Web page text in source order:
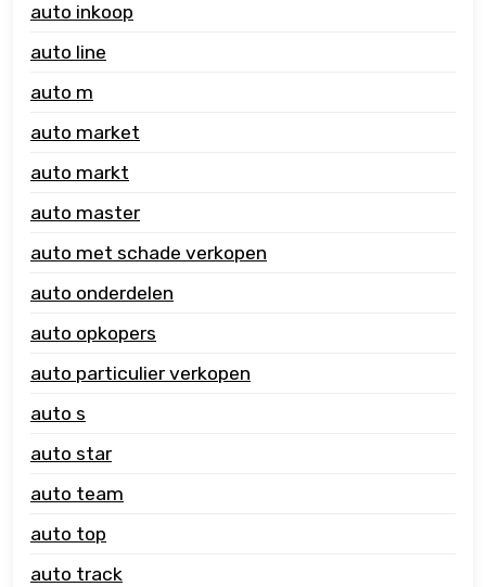
auto inkoop
auto line
auto m
auto market
auto markt
auto master
auto met schade verkopen
auto onderdelen
auto opkopers
auto particulier verkopen
auto s
auto star
auto team
auto top
auto track